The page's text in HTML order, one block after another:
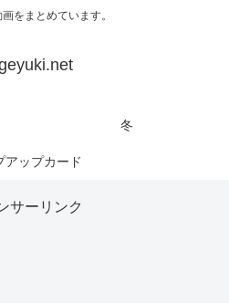
をまとめています。
冬
アップカード
サーリンク